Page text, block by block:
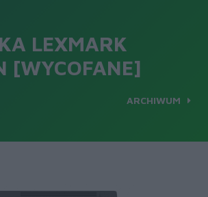
LEXMARK
[WYCOFANE]
ARCHIWUM